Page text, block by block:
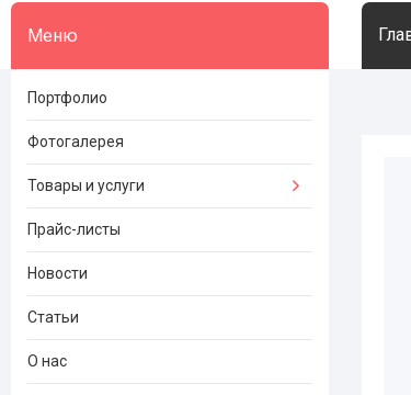
Портфолио
Фотогалерея
Товары и услуги
Прайс-листы
Новости
Статьи
О нас